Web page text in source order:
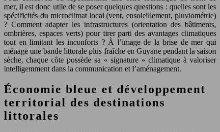
mer, il est donc utile de se poser quelques questions : quelles sont les
spécificités du microclimat local (vent, ensoleillement, pluviométrie)
? Comment adapter les infrastructures (orientation des bâtiments,
ombrières, espaces verts) pour tirer parti des avantages climatiques
tout en limitant les inconforts ? À l’image de la brise de mer qui
ménage une bande littorale plus fraîche en Guyane pendant la saison
sèche, chaque côte possède sa « signature » climatique à valoriser
intelligemment dans la communication et l’aménagement.
Économie bleue et développement
territorial des destinations
littorales